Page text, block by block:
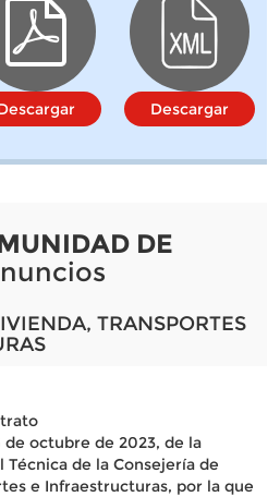
Descargar
DE
TRANSPORTES
de octubre de 2023, de la
Técnica de la Consejería de
e Infraestructuras, por la que